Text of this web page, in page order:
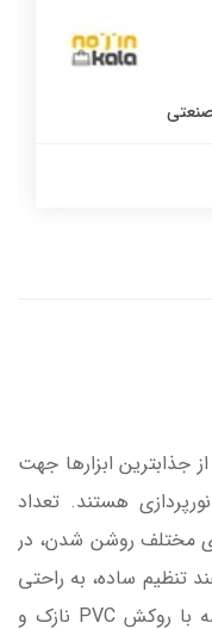
جذابترین ابزارها جهت
هستند. تعداد
مختلف روشن شدن، در
تنظیم ساده، به راحتی
می توانید آن را بکار اندازید. بدنه ریسه با روکش PVC نازک و